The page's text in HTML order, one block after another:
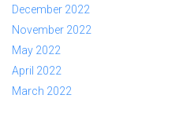
December 2022
November 2022
May 2022
April 2022
March 2022